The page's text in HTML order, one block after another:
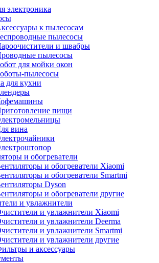
электроника
к пылесосам
пылесосы
и швабры
пылесосы
для мойки окон
пылесосы
для кухни
пищи
вина
и обогреватели
и обогреватели Xiaomi
и обогреватели Smartmi
Dyson
и обогреватели другие
и увлажнители
и увлажнители Xiaomi
и увлажнители Deerma
и увлажнители Smartmi
и увлажнители другие
и аксессуары